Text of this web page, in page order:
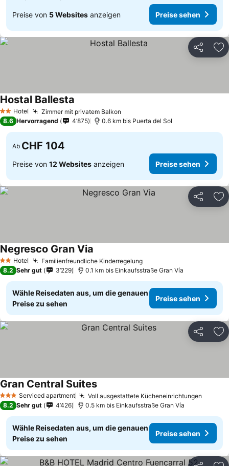
Preise von 5 Websites anzeigen Preise sehen
Teilen
2 Sterne
Hotel Zimmer mit privatem Balkon
Hostal Ballesta
8.6 Hervorragend 4’875 0.6 km bis Puerta del Sol
Ab CHF 104
Preise von 12 Websites anzeigen Preise sehen
Teilen
2 Sterne
Hotel Familienfreundliche KinderregelungPreise sehen
Negresco Gran Via
8.2 Sehr gut 3’229 0.1 km bis Einkaufsstraße Gran Vía
Wähle Reisedaten aus, um die genauen
Preise zu sehen
Preise sehen
Teilen
3 SterneServiced apartment Voll ausgestattete Kücheneinrichtungen
Gran Central SuitesPreise sehen
8.2 Sehr gut 4’426 0.5 km bis Einkaufsstraße Gran Vía
Wähle Reisedaten aus, um die genauen
Preise zu sehen
Preise sehen